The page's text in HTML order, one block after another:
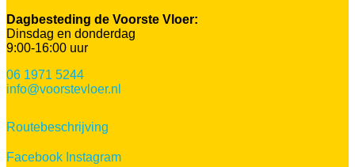
Dagbesteding de Voorste Vloer:
Dinsdag en donderdag
9:00-16:00 uur
06 1971 5244
info@voorstevloer.nl
Routebeschrijving
Facebook Instagram